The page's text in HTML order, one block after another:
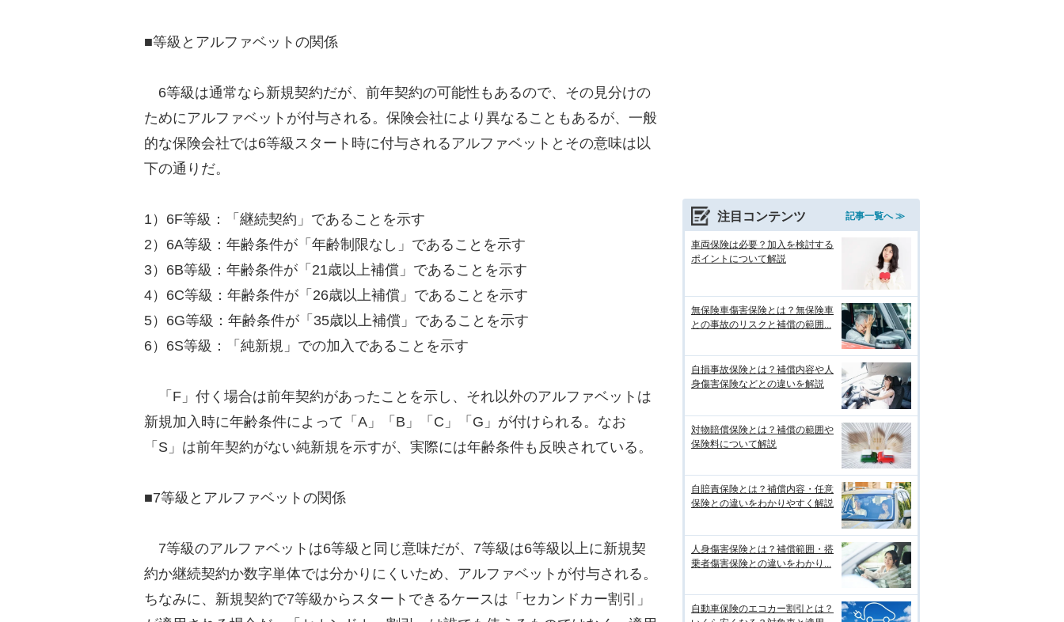
■等級とアルファベットの関係
6等級は通常なら新規契約だが、前年契約の可能性もあるので、その見分けの
ためにアルファベットが付与される。保険会社により異なることもあるが、一般
的な保険会社では6等級スタート時に付与されるアルファベットとその意味は以
下の通りだ。
1）6F等級：「継続契約」であることを示す
2）6A等級：年齢条件が「年齢制限なし」であることを示す
3）6B等級：年齢条件が「21歳以上補償」であることを示す
4）6C等級：年齢条件が「26歳以上補償」であることを示す
5）6G等級：年齢条件が「35歳以上補償」であることを示す
6）6S等級：「純新規」での加入であることを示す
「F」付く場合は前年契約があったことを示し、それ以外のアルファベットは
新規加入時に年齢条件によって「A」「B」「C」「G」が付けられる。なお
「S」は前年契約がない純新規を示すが、実際には年齢条件も反映されている。
■7等級とアルファベットの関係
7等級のアルファベットは6等級と同じ意味だが、7等級は6等級以上に新規契
約か継続契約か数字単体では分かりにくいため、アルファベットが付与される。
ちなみに、新規契約で7等級からスタートできるケースは「セカンドカー割引」
注目コンテンツ 記事一覧へ ≫
車両保険は必要？加入を検討する
ポイントについて解説
無保険車傷害保険とは？無保険車
との事故のリスクと補償の範囲...
自損事故保険とは？補償内容や人
身傷害保険などとの違いを解説
対物賠償保険とは？補償の範囲や
保険料について解説
自賠責保険とは？補償内容・任意
保険との違いをわかりやすく解説
人身傷害保険とは？補償範囲・搭
乗者傷害保険との違いをわかり...
自動車保険のエコカー割引とは？